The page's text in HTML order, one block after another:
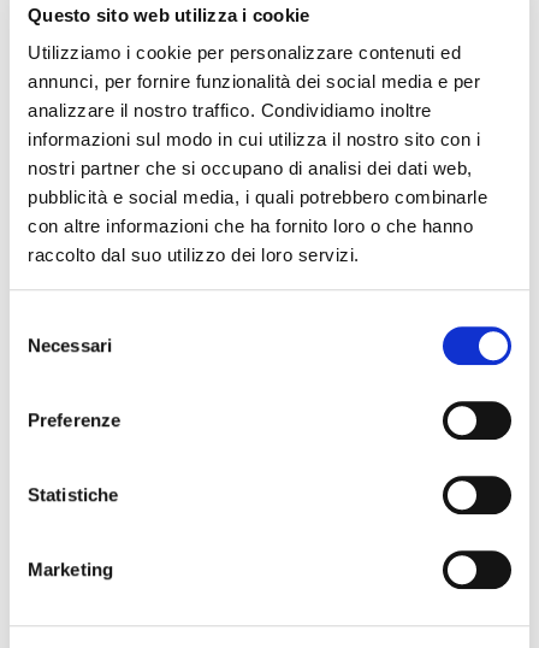
Questo sito web utilizza i cookie
Utilizziamo i cookie per personalizzare contenuti ed
annunci, per fornire funzionalità dei social media e per
analizzare il nostro traffico. Condividiamo inoltre
informazioni sul modo in cui utilizza il nostro sito con i
nostri partner che si occupano di analisi dei dati web,
pubblicità e social media, i quali potrebbero combinarle
con altre informazioni che ha fornito loro o che hanno
raccolto dal suo utilizzo dei loro servizi.
delNecessari
Preferenze
Statistiche
Marketing
Ore 20.30, Contrada Rione San PaoloVia Boccaleone, 19 –
Ferrara
Banchetto Rinascimentale (prenotazioni entro il 25 febbraio
371 4865375)
DOMENICA 2 MARZO
Ore 16.00, da Porta Paola a Piazza del Municipio
Un Banchetto Rinascimentale in onore del Duca Alfonso I e
della Duchessa Lucrezia e dei loro Illustrissimi ospiti Pietro
da “Associazione Strada dei Vini e dei Sapori della Provincia di
ferrarese, la “Brazzatella”, preparata seguendo la ricetta di
Messer Cristoforo da Messisbugo. Allieteranno i commensali